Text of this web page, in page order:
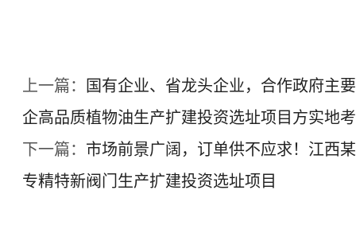
上一篇：
国有企业、省龙头企业，合作政府主
企高品质植物油生产扩建投资选址项目方实地
下一篇： 市场前景广阔，订单供不应求！江西
专精特新阀门生产扩建投资选址项目